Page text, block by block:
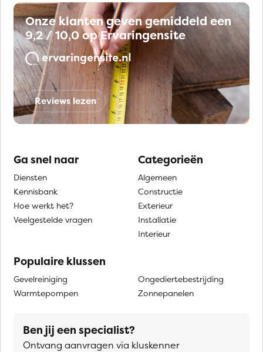
Onze klanten geven gemiddeld een
9,2 / 10,0 op Ervaringensite
Reviews lezen
Ga snel naar
Diensten
Kennisbank
Hoe werkt het?
Veelgestelde vragen
Categorieën
Algemeen
Constructie
Exterieur
Installatie
Interieur
Populaire klussen
Gevelreiniging
Warmtepompen
Ongediertebestrijding
Zonnepanelen
Ben jij een specialist?
Ontvang aanvragen via kluskenner